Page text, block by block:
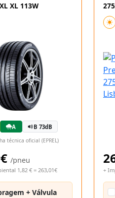
XL 113W
A B 73dB
técnica oficial (EPREL)
/pneu
1,82 € = 263,01€
+ Válvula
+